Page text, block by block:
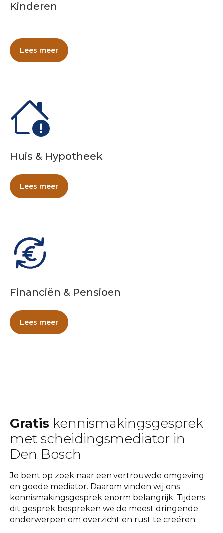
Kinderen
Lees meer
Huis & Hypotheek
Lees meer
Financiën & Pensioen
Lees meer
Gratis kennismakingsgesprek
met scheidingsmediator in
Den Bosch
Je bent op zoek naar een vertrouwde omgeving
en goede mediator. Daarom vinden wij ons
kennismakingsgesprek enorm belangrijk. Tijdens
dit gesprek bespreken we de meest dringende
onderwerpen om overzicht en rust te creëren.